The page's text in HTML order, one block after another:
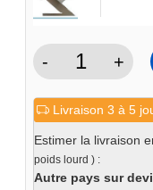
-
quantité
Plieuse
a
doigts
610mm
+
Livraison 3 à 5
Estimer la livraison
poids lourd ) :
Autre pays sur